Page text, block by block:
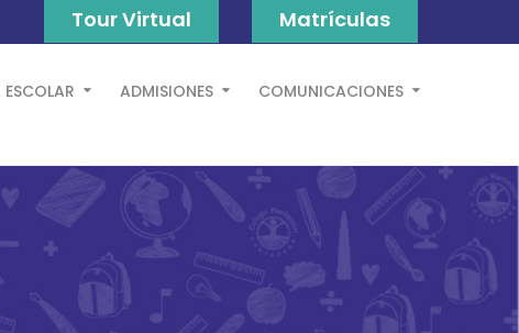
Matrículas
Tour Virtual
ADMISIONES COMUNICACIONES